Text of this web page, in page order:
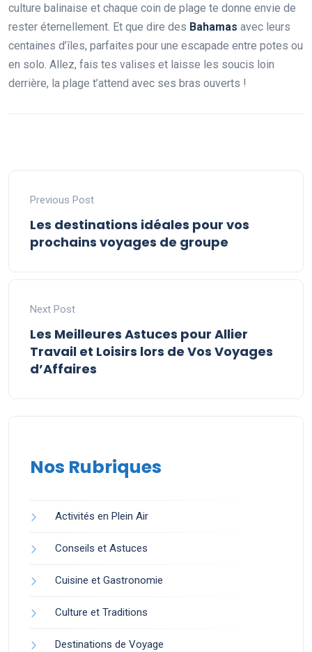
culture balinaise et chaque coin de plage te donne envie de
rester éternellement. Et que dire des Bahamas avec leurs
centaines d’îles, parfaites pour une escapade entre potes ou
en solo. Allez, fais tes valises et laisse les soucis loin
derrière, la plage t’attend avec ses bras ouverts !
Previous Post
Les destinations idéales pour vos
prochains voyages de groupe
Next Post
Les Meilleures Astuces pour Allier
Travail et Loisirs lors de Vos Voyages
d’Affaires
Nos Rubriques
Activités en Plein Air
Conseils et Astuces
Cuisine et Gastronomie
Culture et Traditions
Destinations de Voyage